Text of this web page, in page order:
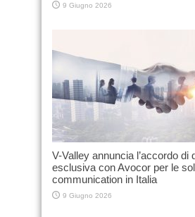
9 Giugno 2026
V-Valley annuncia l’accordo di
esclusiva con Avocor per le
communication in Italia
9 Giugno 2026